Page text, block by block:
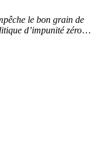
le bon grain de
d’impunité zéro…